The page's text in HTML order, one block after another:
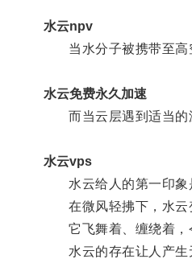
水云npv
当水分子被携带至高空
水云免费永久加速
而当云层遇到适当的
水云vps
水云给人的第一印象
在微风轻拂下，水云
它飞舞着、缠绕着，
水云的存在让人产生无